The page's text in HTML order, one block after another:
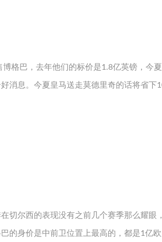
格巴，去年他们的标价是1.8亿英镑，今
消息。今夏皇马送走莫德里奇的话将省下
切尔西的表现没有之前几个赛季那么耀眼
的身价是中前卫位置上最高的，都是1亿